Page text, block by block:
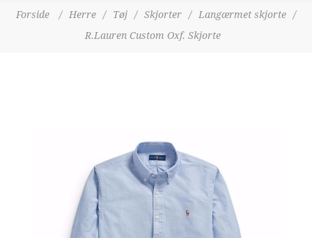
Forside / Herre / Tøj / Skjorter / Langærmet skjorte
/
R.Lauren Custom Oxf. Skjorte